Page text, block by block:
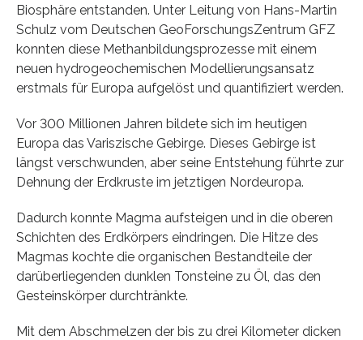
Biosphäre entstanden. Unter Leitung von Hans-Martin
Schulz vom Deutschen GeoForschungsZentrum GFZ
konnten diese Methanbildungsprozesse mit einem
neuen hydrogeochemischen Modellierungsansatz
erstmals für Europa aufgelöst und quantifiziert werden.
Vor 300 Millionen Jahren bildete sich im heutigen
Europa das Variszische Gebirge. Dieses Gebirge ist
längst verschwunden, aber seine Entstehung führte zur
Dehnung der Erdkruste im jetztigen Nordeuropa.
Dadurch konnte Magma aufsteigen und in die oberen
Schichten des Erdkörpers eindringen. Die Hitze des
Magmas kochte die organischen Bestandteile der
darüberliegenden dunklen Tonsteine zu Öl, das den
Gesteinskörper durchtränkte.
Mit dem Abschmelzen der bis zu drei Kilometer dicken